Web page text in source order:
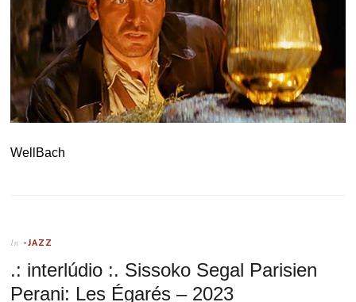
WellBach
In -JAZZ
.: interlúdio :. Sissoko Segal Parisien
Perani: Les Égarés – 2023